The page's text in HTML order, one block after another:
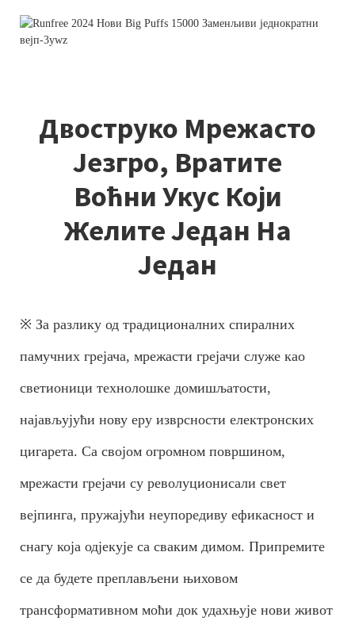
Двоструко Мрежасто
Језгро, Вратите
Воћни Укус Који
Желите Један На
Један
※ За разлику од традиционалних спиралних
памучних грејача, мрежасти грејачи служе као
светионици технолошке домишљатости,
најављујући нову еру изврсности електронских
цигарета. Са својом огромном површином,
мрежасти грејачи су револуционисали свет
вејпинга, пружајући неупоредиву ефикасност и
снагу која одјекује са сваким димом. Припремите
се да будете преплављени њиховом
трансформативном моћи док удахњује нови живот